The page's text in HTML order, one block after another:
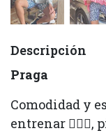
Descripción
Praga
Comodidad y
entrenar 🏋🏽‍♀️,